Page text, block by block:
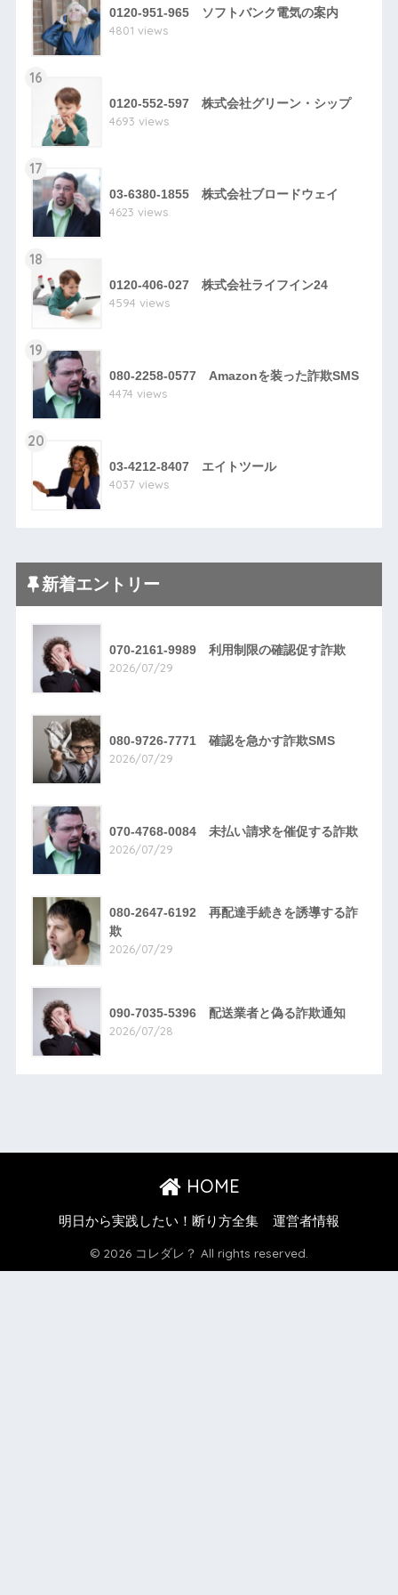
0120-951-965 ソフトバンク電気の案内
4801 views
16
0120-552-597 株式会社グリーン・シップ
4693 views
17
03-6380-1855 株式会社ブロードウェイ
4623 views
18
0120-406-027 株式会社ライフイン24
4594 views
19
080-2258-0577 Amazonを装った詐欺SMS
4474 views
20
03-4212-8407 エイトツール
4037 views
新着エントリー
070-2161-9989 利用制限の確認促す詐欺
2026/07/29
080-9726-7771 確認を急かす詐欺SMS
2026/07/29
070-4768-0084 未払い請求を催促する詐欺
2026/07/29
080-2647-6192 再配達手続きを誘導する詐
欺
2026/07/29
090-7035-5396 配送業者と偽る詐欺通知
2026/07/28
HOME
明日から実践したい！断り方全集 運営者情報
© 2026 コレダレ？ All rights reserved.